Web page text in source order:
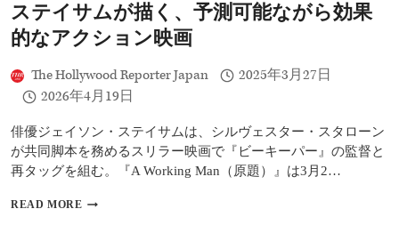
で
重
の
あ
ホ
ラ
ー
映
ステイサムが描く、予測可能ながら効果
的なアクション映画
The Hollywood Reporter Japan
2025年3月27日
2026年4月19日
俳優ジェイソン・ステイサムは、シルヴェスター・スタローン
が共同脚本を務めるスリラー映画で『ビーキーパー』の監督と
再タッグを組む。『A Working Man（原題）』は3月2…
READ MORE A